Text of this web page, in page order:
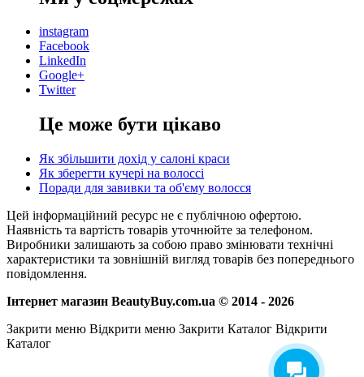
instagram
Facebook
LinkedIn
Google+
Twitter
Це може бути цікаво
Як збільшити дохід у салоні краси
Як зберегти кучері на волоссі
Поради для завивки та об'єму волосся
Цей інформаційний ресурс не є публічною офертою.
Наявність та вартість товарів уточнюйте за телефоном.
Виробники залишають за собою право змінювати технічні
характеристики та зовнішній вигляд товарів без попереднього
повідомлення.
Інтернет магазин BeautyBuy.com.ua © 2014 - 2026
Закрити меню Відкрити меню Закрити Каталог Відкрити
Каталог